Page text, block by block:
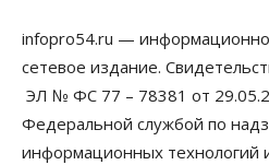
выстраивают системы
07 Августа 2026, 09:00
По «Сибэлектротерму»
листы на полмиллиарда
infopro54.ru —
сетевое издание.
ЭЛ № ФС 77 – 78381 от
Федеральной службой по
информационных технологий